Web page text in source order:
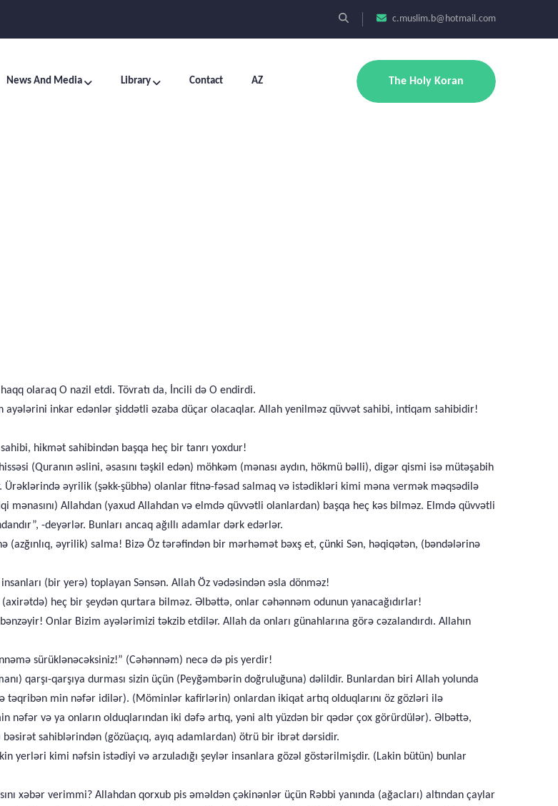
c.muslim.b@hotmail.com
News And Media Library Contact AZ The Holy Koran
olaraq O nazil etdi. Tövratı da, İncili də O endirdi.
ayələrini inkar edənlər şiddətli əzaba düçar olacaqlar. Allah yenilməz qüvvət sahibi, intiqam sahibidir!
hikmət sahibindən başqa heç bir tanrı yoxdur!
(Quranın əslini, əsasını təşkil edən) möhkəm (mənası aydın, hökmü bəlli), digər qismi isə mütəşabih
əyrilik (şəkk-şübhə) olanlar fitnə-fəsad salmaq və istədikləri kimi məna vermək məqsədilə
Allahdan (yaxud Allahdan və elmdə qüvvətli olanlardan) başqa heç kəs bilməz. Elmdə qüvvətli
-deyərlər. Bunları ancaq ağıllı adamlar dərk edərlər.
(azğınlıq, əyrilik) salma! Bizə Öz tərəfindən bir mərhəmət bəxş et, çünki Sən, həqiqətən, (bəndələrinə
(bir yerə) toplayan Sənsən. Allah Öz vədəsindən əsla dönməz!
heç bir şeydən qurtara bilməz. Əlbəttə, onlar cəhənnəm odunun yanacağıdırlar!
Onlar Bizim ayələrimizi təkzib etdilər. Allah da onları günahlarına görə cəzalandırdı. Allahın
sürüklənəcəksiniz!” (Cəhənnəm) necə də pis yerdir!
qarşı-qarşıya durması sizin üçün (Peyğəmbərin doğruluğuna) dəlildir. Bunlardan biri Allah yolunda
min nəfər idilər). (Möminlər kafirlərin) onlardan ikiqat artıq olduqlarını öz gözləri ilə
və ya onların olduqlarından iki dəfə artıq, yəni altı yüzdən bir qədər çox görürdülər). Əlbəttə,
sahiblərindən (gözüaçıq, ayıq adamlardan) ötrü bir ibrət dərsidir.
yerləri kimi nəfsin istədiyi və arzuladığı şeylər insanlara gözəl göstərilmişdir. (Lakin bütün) bunlar
xəbər verimmi? Allahdan qorxub pis əməldən çəkinənlər üçün Rəbbi yanında (ağacları) altından çaylar